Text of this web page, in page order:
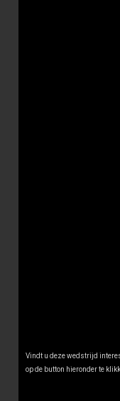
Vindt u deze wedstrijd
op de button hieronder te